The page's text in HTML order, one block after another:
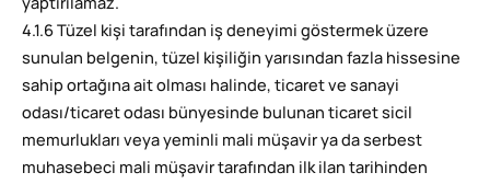
yaptırılamaz.
4.1.6 Tüzel kişi tarafından iş deneyimi göstermek üzere
sunulan belgenin, tüzel kişiliğin yarısından fazla hissesine
sahip ortağına ait olması halinde, ticaret ve sanayi
odası/ticaret odası bünyesinde bulunan ticaret sicil
memurlukları veya yeminli mali müşavir ya da serbest
muhasebeci mali müşavir tarafından ilk ilan tarihinden